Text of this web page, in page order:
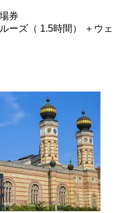
券
ーズ（ 1.5時間） ＋ウェ